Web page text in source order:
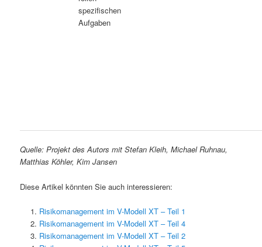
spezifischen
Aufgaben
Quelle: Projekt des Autors mit Stefan Kleih, Michael Ruhnau,
Matthias Köhler, Kim Jansen
Diese Artikel könnten Sie auch interessieren:
Risikomanagement im V-Modell XT – Teil 1
Risikomanagement im V-Modell XT – Teil 4
Risikomanagement im V-Modell XT – Teil 2